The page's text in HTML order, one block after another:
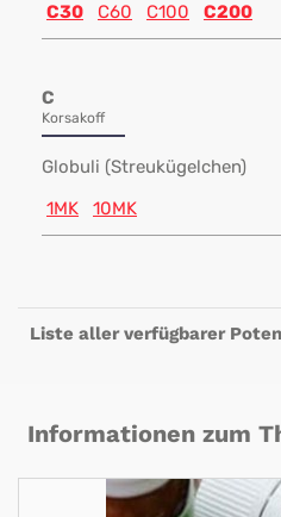
C30
C60 C100 C200
C
Korsakoff
Globuli (Streukügelchen)
1MK
10MK
Liste aller verfügbarer
Informationen zum